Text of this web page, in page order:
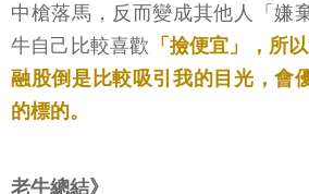
中槍落馬，反而變成其他人「嫌
牛自己比較喜歡 「撿便宜」，所
融股倒是比較吸引我的目光，會
的標的。
老牛總結》